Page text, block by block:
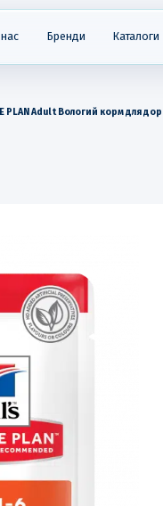
Бренди Каталоги
PLAN Adult Вологий корм для